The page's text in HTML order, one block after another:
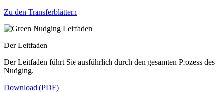
Zu den Transferblättern
Der Leitfaden
Der Leitfaden führt Sie ausführlich durch den gesamten Prozess des
Nudging.
Download (PDF)